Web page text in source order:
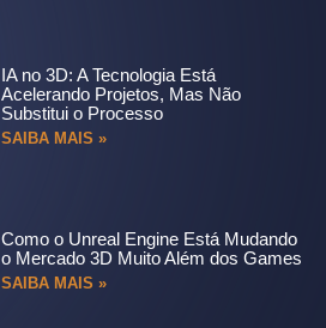
IA no 3D: A Tecnologia Está
Acelerando Projetos, Mas Não
Substitui o Processo
SAIBA MAIS »
Como o Unreal Engine Está Mudando
o Mercado 3D Muito Além dos Games
SAIBA MAIS »